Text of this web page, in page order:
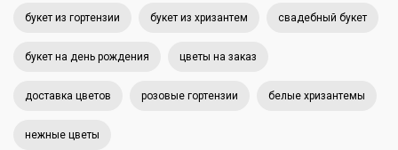
букет из гортензии букет из хризантем свадебный букет
букет на день рождения цветы на заказ
доставка цветов розовые гортензии белые хризантемы
нежные цветы